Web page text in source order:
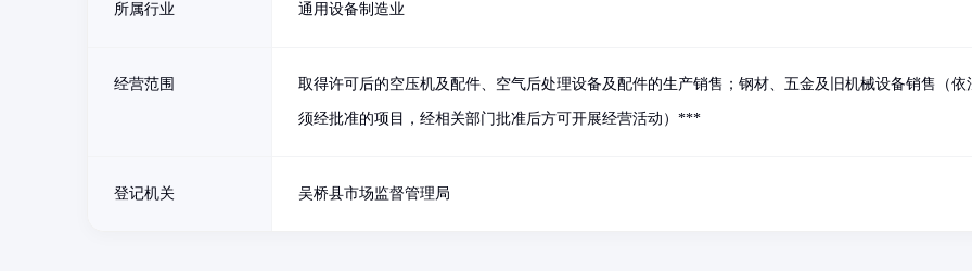
所属行业 通用设备制造业
经营范围 取得许可后的空压机及配件、空气后处理设备及配件的生产销售；钢材、五金及旧机械设备销售（依
须经批准的项目，经相关部门批准后方可开展经营活动）***
登记机关 吴桥县市场监督管理局